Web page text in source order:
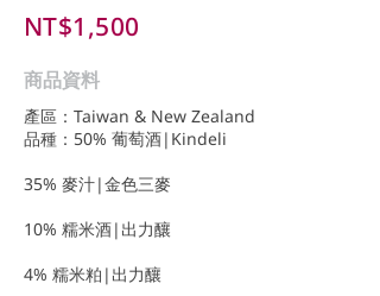
NT$1,500
商品資料
產區：Taiwan & New Zealand
品種：50% 葡萄酒|Kindeli
35% 麥汁|金色三麥
10% 糯米酒|出力釀
4% 糯米粕|出力釀